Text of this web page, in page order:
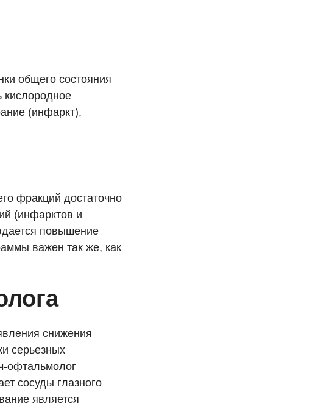
общего состояния
кислородное
(инфаркт),
фракций достаточно
(инфарктов и
повышение
важен так же, как
снижения
серьезных
офтальмолог
сосуды глазного
является